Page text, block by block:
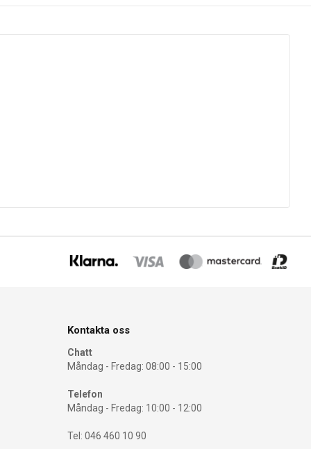
Kontakta oss
Chatt
Måndag - Fredag: 08:00 - 15:00
Telefon
Måndag - Fredag: 10:00 - 12:00
Tel: 046 460 10 90